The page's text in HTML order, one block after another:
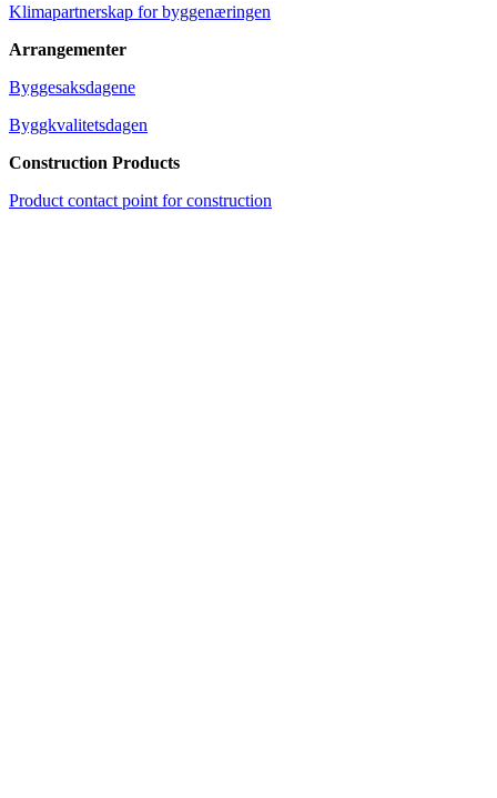
Klimapartnerskap for byggenæringen
Arrangementer
Byggesaksdagene
Byggkvalitetsdagen
Construction Products
Product contact point for construction